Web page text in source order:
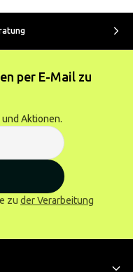
per E-Mail zu
Aktionen.
zu der Verarbeitung